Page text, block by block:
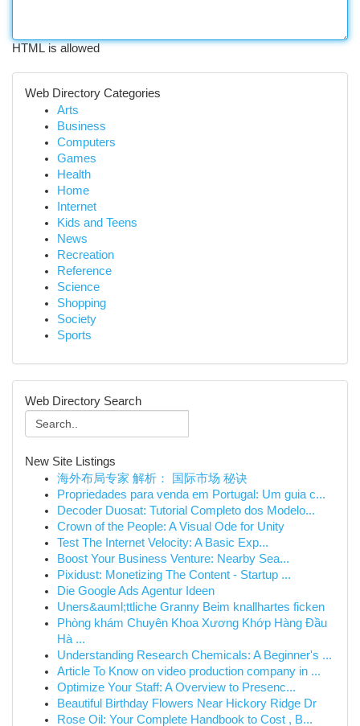
HTML is allowed
Web Directory Categories
Arts
Business
Computers
Games
Health
Home
Internet
Kids and Teens
News
Recreation
Reference
Science
Shopping
Society
Sports
Web Directory Search
New Site Listings
海外布局专家 解析： 国际市场 秘诀
Propriedades para venda em Portugal: Um guia c...
Decoder Duosat: Tutorial Completo dos Modelo...
Crown of the People: A Visual Ode for Unity
Test The Internet Velocity: A Basic Exp...
Boost Your Business Venture: Nearby Sea...
Pixidust: Monetizing The Content - Startup ...
Die Google Ads Agentur Ideen
Uners&auml;ttliche Granny Beim knallhartes ficken
Phòng khám Chuyên Khoa Xương Khớp Hàng Đầu
Hà ...
Understanding Research Chemicals: A Beginner's ...
Article To Know on video production company in ...
Optimize Your Staff: A Overview to Presenc...
Beautiful Birthday Flowers Near Hickory Ridge Dr
Rose Oil: Your Complete Handbook to Cost , B...